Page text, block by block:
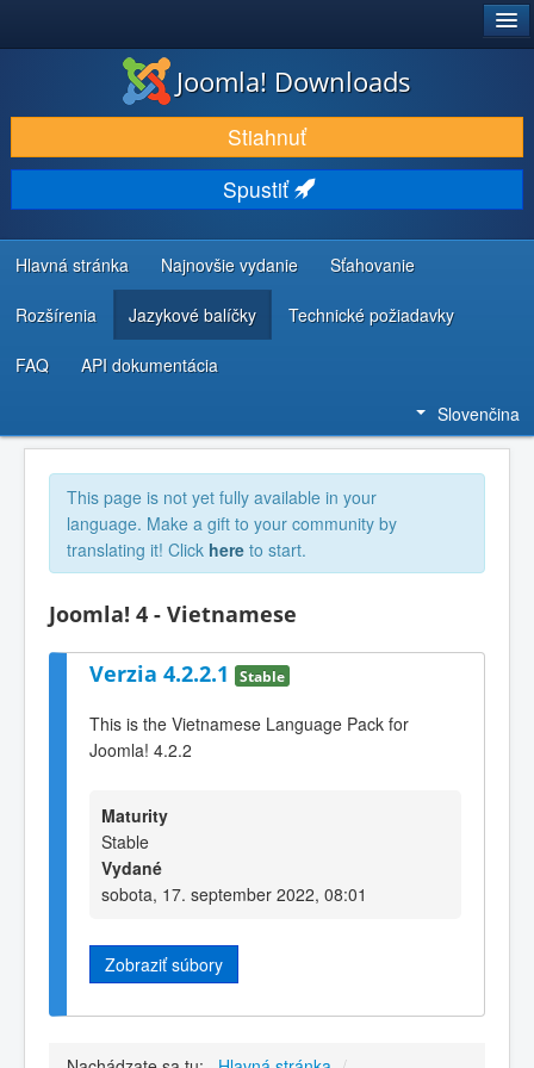
STIAHNUŤ & ROZŠÍRIŤ
OBJAVUJTE & UČTE SA
KOMUNITA & PODPORA
ZDROJE INFORMÁCIÍ PRE VÝVOJÁROV
Joomla! Downloads
Stiahnuť
Spustiť
Hlavná stránka Najnovšie vydanie Sťahovanie
Rozšírenia Jazykové balíčky Technické požiadavky
FAQ API dokumentácia
Slovenčina
This page is not yet fully available in your
language. Make a gift to your community by
translating it! Click here to start.
Joomla! 4 - Vietnamese
Verzia 4.2.2.1 Stable
This is the Vietnamese Language Pack for
Joomla! 4.2.2
Maturity
Stable
Vydané
sobota, 17. september 2022, 08:01
Zobraziť súbory